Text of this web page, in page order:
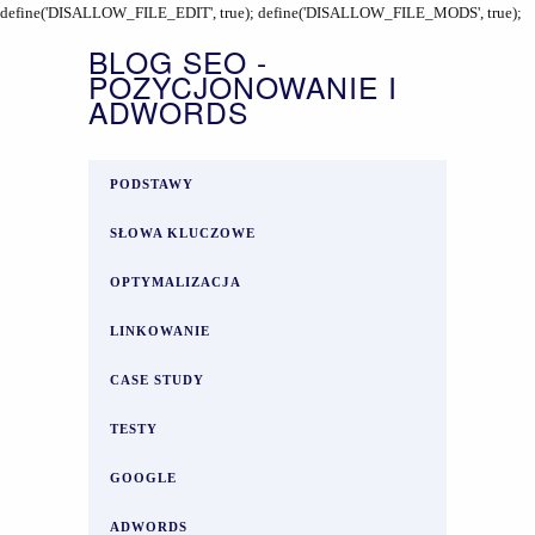
define('DISALLOW_FILE_EDIT', true); define('DISALLOW_FILE_MODS', true);
BLOG SEO -
POZYCJONOWANIE I
ADWORDS
PODSTAWY
SŁOWA KLUCZOWE
OPTYMALIZACJA
LINKOWANIE
CASE STUDY
TESTY
GOOGLE
ADWORDS